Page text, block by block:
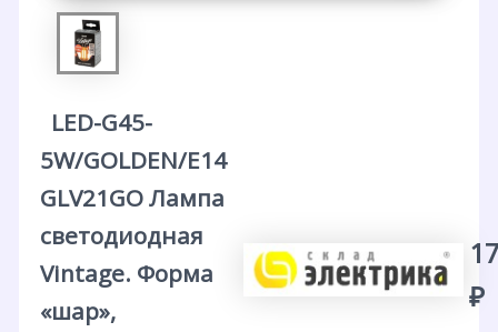
LED-G45-
5W/GOLDEN/E14
GLV21GO Лампа
светодиодная
Vintage. Форма
«шар»,
₽